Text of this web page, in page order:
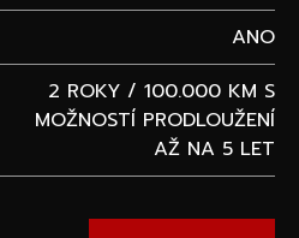
ANO
2 ROKY / 100.000 KM S
MOŽNOSTÍ PRODLOUŽENÍ
AŽ NA 5 LET